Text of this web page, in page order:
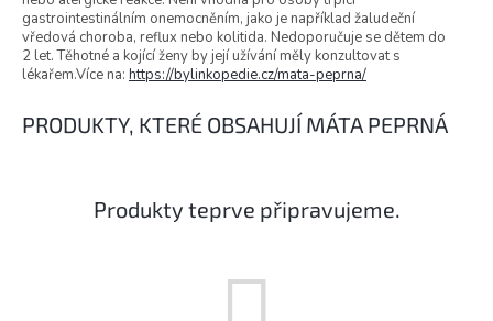
gastrointestinálním onemocněním, jako je například žaludeční
vředová choroba, reflux nebo kolitida. Nedoporučuje se dětem do
2 let. Těhotné a kojící ženy by její užívání měly konzultovat s
lékařem.Více na: https://bylinkopedie.cz/mata-peprna/
PRODUKTY, KTERÉ OBSAHUJÍ MÁTA PEPRNÁ
Produkty teprve připravujeme.